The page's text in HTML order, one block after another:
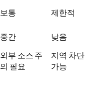
보통
제한적
중간 낮음
외부 소스 주
의 필요
지역 차단
가능